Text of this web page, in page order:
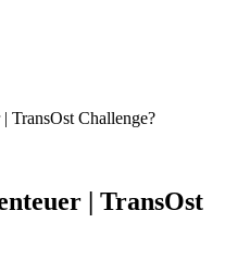
TransOst Challenge?
| TransOst